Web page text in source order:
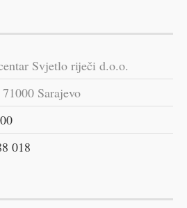
Svjetlo riječi d.o.o.
Sarajevo
018